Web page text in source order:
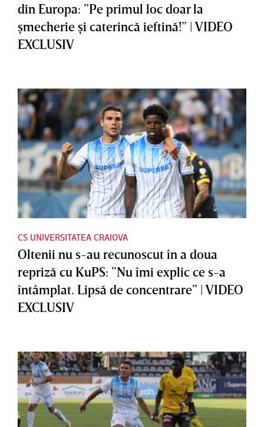
din Europa: ”Pe primul loc doar la
şmecherie şi caterincă ieftină!” | VIDEO
EXCLUSIV
CS UNIVERSITATEA CRAIOVA
Oltenii nu s-au recunoscut în a doua
repriză cu KuPS: ”Nu îmi explic ce s-a
întâmplat. Lipsă de concentrare” | VIDEO
EXCLUSIV